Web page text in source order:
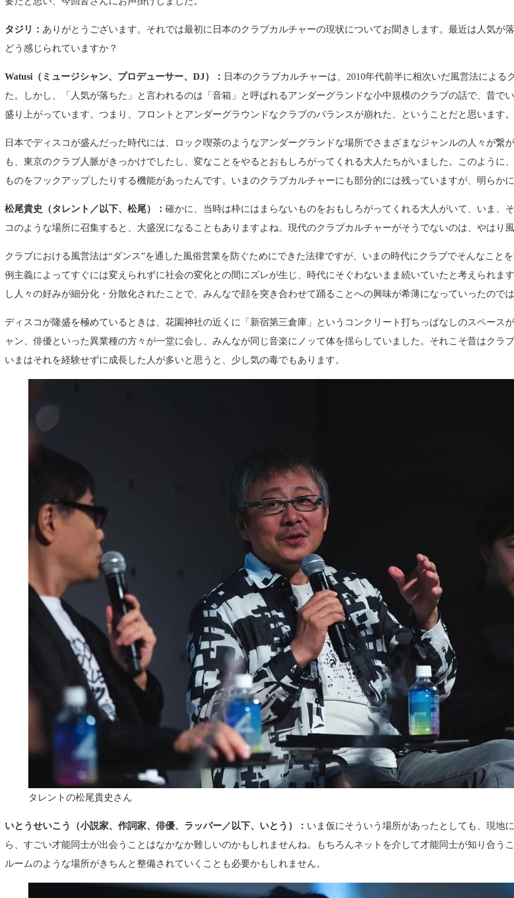
タジリ： ありがとうございます。それでは最初に日本のクラブカルチャーの現状についてお聞きします。最近は人気が
どう感じられていますか？
Watusi （ミュージシャン、プロデューサー、DJ）： 日本のクラブカルチャーは、2010年代前半に相次いだ風営法によ
た。しかし、「人気が落ちた」と言われるのは「音箱」と呼ばれるアンダーグランドな小中規模のクラブの話で、昔で
盛り上がっています。つまり、フロントとアンダーグラウンドなクラブのバランスが崩れた、ということだと思います。
日本でディスコが盛んだった時代には、ロック喫茶のようなアンダーグランドな場所でさまざまなジャンルの人々が繋
も、東京のクラブ人脈がきっかけでしたし、変なことをやるとおもしろがってくれる大人たちがいました。このように
ものをフックアップしたりする機能があったんです。いまのクラブカルチャーにも部分的には残っていますが、明らか
松尾貴史（タレント／以下、松尾）： 確かに、当時は枠にはまらないものをおもしろがってくれる大人がいて、いま、
コのような場所に召集すると、大盛況になることもありますよね。現代のクラブカルチャーがそうでないのは、やはり
クラブにおける風営法は“ダンス”を通した風俗営業を防ぐためにできた法律ですが、いまの時代にクラブでそんなこと
例主義によってすぐには変えられずに社会の変化との間にズレが生じ、時代にそぐわないまま続いていたと考えられま
し人々の好みが細分化・分散化されたことで、みんなで顔を突き合わせて踊ることへの興味が希薄になっていったのでは
ディスコが隆盛を極めているときは、花園神社の近くに「新宿第三倉庫」というコンクリート打ちっぱなしのスペース
ャン、俳優といった異業種の方々が一堂に会し、みんなが同じ音楽にノッて体を揺らしていました。それこそ昔はクラ
いまはそれを経験せずに成長した人が多いと思うと、少し気の毒でもあります。
タレントの松尾貴史さん
いとうせいこう（小説家、作詞家、俳優、ラッパー／以下、いとう）： いま仮にそういう場所があったとしても、現地
ら、すごい才能同士が出会うことはなかなか難しいのかもしれませんね。もちろんネットを介して才能同士が知り合う
ルームのような場所がきちんと整備されていくことも必要かもしれません。